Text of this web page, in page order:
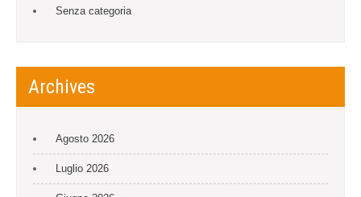
Senza categoria
Archives
Agosto 2026
Luglio 2026